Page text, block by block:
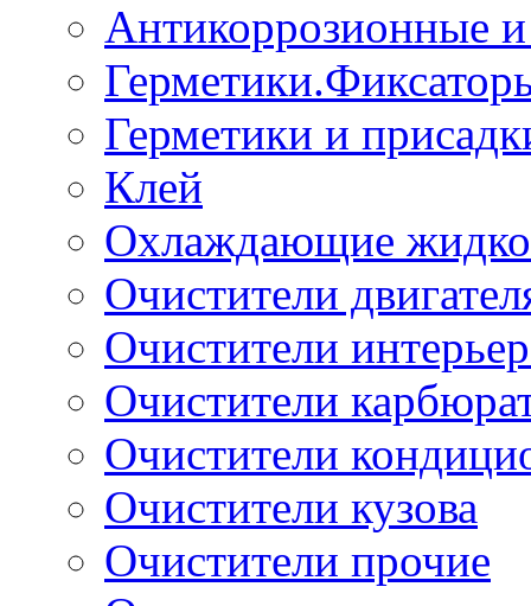
Антикоррозионные
Герметики и
Клей
Охлаждающие
Очистители
Очистители
Очистители
Очистители
Очистители кузова
Очистители прочие